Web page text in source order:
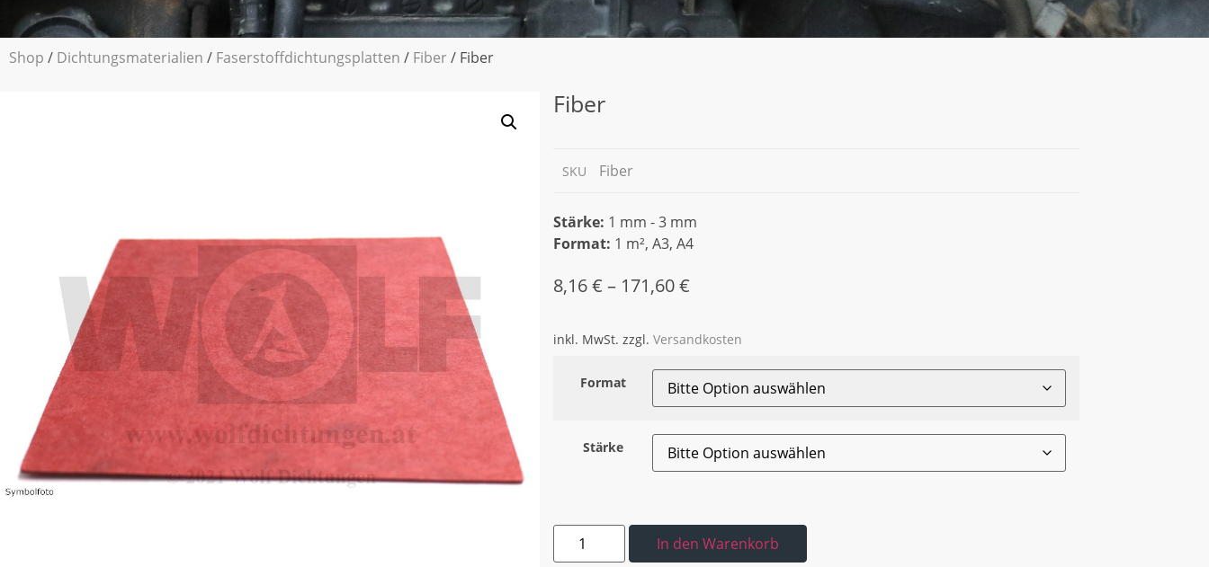
Shop / Dichtungsmaterialien / Faserstoffdichtungsplatten / Fiber/ Fiber
Fiber
SKU Fiber
Stärke: 1 mm - 3 mm
Format: 1 m², A3, A4
8,16€ – 171,60€
inkl. MwSt. zzgl. Versandkosten
Format
Stärke
In den Warenkorb